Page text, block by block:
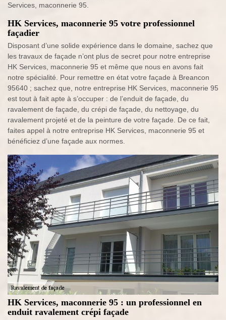
Services, maconnerie 95.
HK Services, maconnerie 95 votre professionnel
façadier
Disposant d’une solide expérience dans le domaine, sachez que
les travaux de façade n’ont plus de secret pour notre entreprise
HK Services, maconnerie 95 et même que nous en avons fait
notre spécialité. Pour remettre en état votre façade à Breancon
95640 ; sachez que, notre entreprise HK Services, maconnerie 95
est tout à fait apte à s’occuper : de l’enduit de façade, du
ravalement de façade, du crépi de façade, du nettoyage, du
ravalement projeté et de la peinture de votre façade. De ce fait,
faites appel à notre entreprise HK Services, maconnerie 95 et
bénéficiez d’une façade aux normes.
HK Services, maconnerie 95 : un professionnel en
enduit ravalement crépi façade